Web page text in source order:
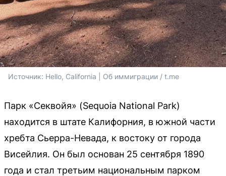
Источник: Hello, California | Об иммиграции / t.me
Парк «Секвойя» (Sequoia National Park)
находится в штате Калифорния, в южной части
хребта Сьерра-Невада, к востоку от города
Висейлия. Он был основан 25 сентября 1890
года и стал третьим национальным парком